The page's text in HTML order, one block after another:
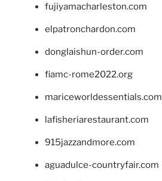
fujiyamacharleston.com
elpatronchardon.com
donglaishun-order.com
fiamc-rome2022.org
mariceworldessentials.com
lafisheriarestaurant.com
915jazzandmore.com
aguadulce-countryfair.com